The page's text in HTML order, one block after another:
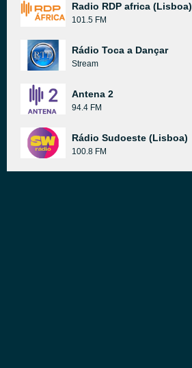
Radio RDP africa (Lisboa)
101.5 FM
Rádio Toca a Dançar
Stream
Antena 2
94.4 FM
Rádio Sudoeste (Lisboa)
100.8 FM